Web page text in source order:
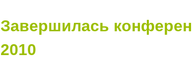
Завершилась
2010